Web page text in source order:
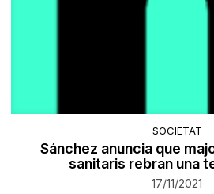
SOCIETAT
Sánchez anuncia que
sanitaris rebran una
17/11/2021